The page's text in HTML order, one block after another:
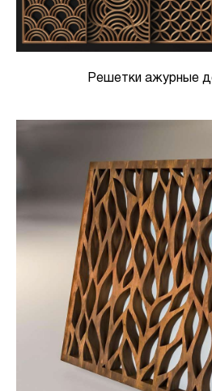
Решетки ажурные